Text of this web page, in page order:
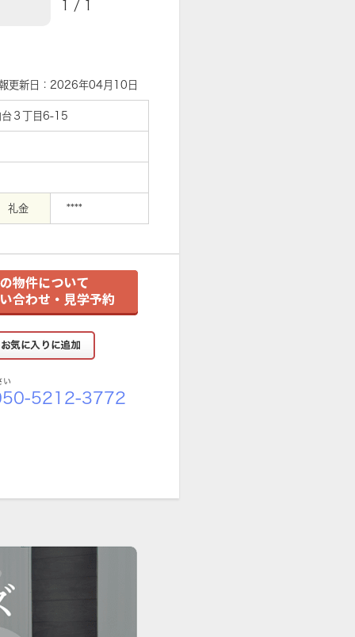
1 / 1
更新日：2026年04月10日
台３丁目6-15
礼金 ****
い
5212-3772